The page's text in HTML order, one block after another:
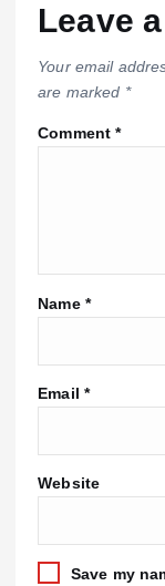
Leave
Your email
are marked *
Comment*
Name *
Email *
Website
Save my